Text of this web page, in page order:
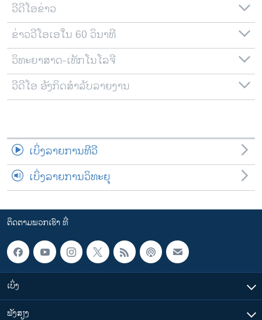
ວີດີໂອຂ່າວ
ຂ່າວວີໂອເອໃນ 60 ວິນາທີ
ວິທະຍາສາດ-ເທັກໂນໂລຈີ
ວີດີໂອ ອັງກິດສຳລັບລາຍງານ
ເບິ່ງລາຍການທີວີ
ເບິ່ງລາຍການວິທະຍຸ
ຕິດຕາມພວກເຮົາ ທີ່
ເບິ່ງ
ຟັງສຽງ